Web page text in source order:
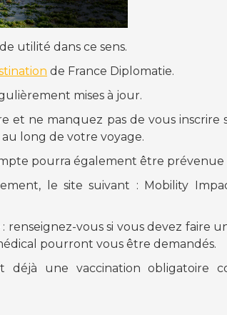
utilité dans ce sens.
de France Diplomatie.
mises à jour.
et ne manquez pas de vous inscrire
long de votre voyage.
pourra également être prévenue
le site suivant : Mobility
renseignez-vous si vous devez faire
pourront vous être demandés.
déjà une vaccination obligatoire